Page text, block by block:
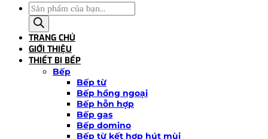
Tìm
kiếm
sản
phẩm
TRANG CHỦ
GIỚI THIỆU
THIẾT BỊ BẾP
Bếp
Bếp từ
Bếp hồng ngoại
Bếp hỗn hợp
Bếp gas
Bếp domino
Bếp từ kết hợp hút mùi